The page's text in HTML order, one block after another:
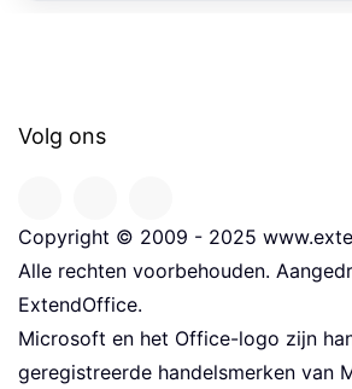
Volg ons
Copyright © 2009 - 2025
Alle rechten voorbehouden.
ExtendOffice.
Microsoft en het Office-logo zijn
geregistreerde handelsmerken van